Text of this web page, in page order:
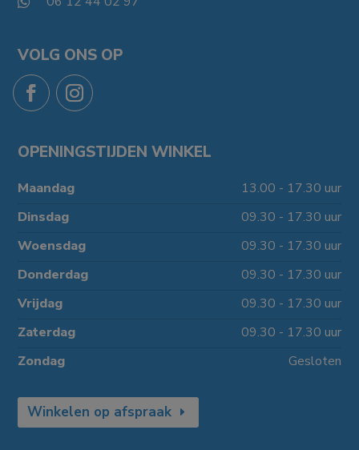
VOLG ONS OP
OPENINGSTIJDEN WINKEL
Maandag
13.00 - 17.30 uur
Dinsdag
09.30 - 17.30 uur
Woensdag
09.30 - 17.30 uur
Donderdag
09.30 - 17.30 uur
Vrijdag
09.30 - 17.30 uur
Zaterdag
09.30 - 17.30 uur
Zondag
Gesloten
Winkelen op afspraak